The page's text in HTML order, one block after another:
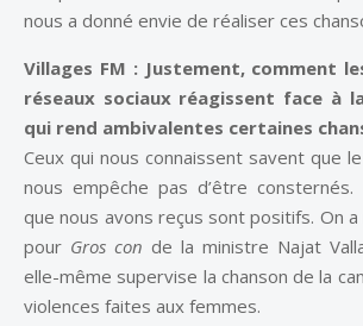
nous a donné envie de réaliser ces
Villages FM : Justement, comment
réseaux sociaux réagissent face à
qui rend ambivalentes certaines
Ceux qui nous connaissent savent que
nous empêche pas d’être
que nous avons reçus sont positifs. On
pour Gros con de la ministre Najat
elle-même supervise la chanson de la
violences faites aux femmes.